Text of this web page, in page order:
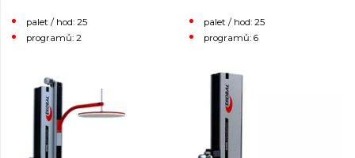
palet / hod: 25
programů: 2
palet / hod: 25
programů: 6